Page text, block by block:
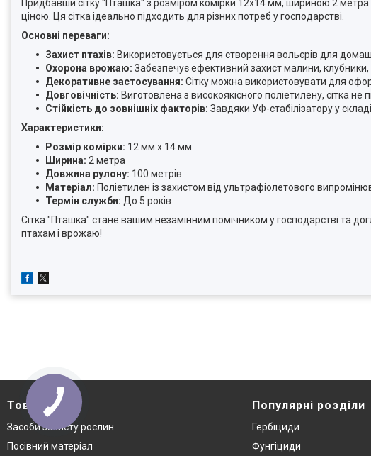
Придбавши сітку "Пташка" з розміром комірки 12х14 мм, шириною 2
ціною. Ця сітка ідеально підходить для різних потреб у господарстві.
Основні переваги:
Захист птахів: Використовується для створення вольєрів для
Охорона врожаю: Забезпечує ефективний захист малини, клубники,
Декоративне застосування: Сітку можна використовувати для
Довговічність: Виготовлена з високоякісного поліетилену, сітка не
Стійкість до зовнішніх факторів: Завдяки УФ-стабілізатору у
Характеристики:
Розмір комірки: 12 мм х 14 мм
Ширина: 2 метра
Довжина рулону: 100 метрів
Матеріал: Поліетилен із захистом від ультрафіолетового
Термін служби: До 5 років
Сітка "Пташка" стане вашим незамінним помічником у господарстві та
птахам і врожаю!
Товари
Засоби захисту рослин
Посівний матеріал
Популярні розділи
Гербіциди
Фунгіциди